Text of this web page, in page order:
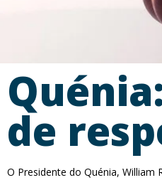
de
O Presidente do Quénia,